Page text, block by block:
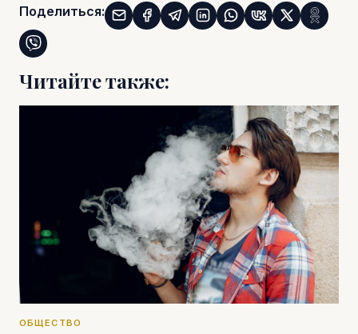
Поделиться:
Читайте также:
ОБЩЕСТВО